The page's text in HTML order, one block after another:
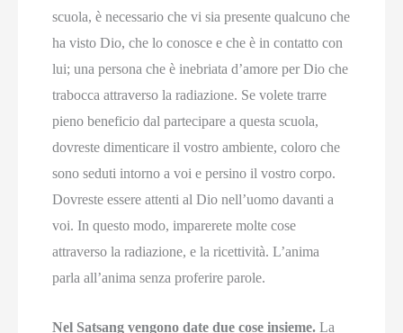
scuola, è necessario che vi sia presente qualcuno che
ha visto Dio, che lo conosce e che è in contatto con
lui; una persona che è inebriata d’amore per Dio che
trabocca attraverso la radiazione. Se volete trarre
pieno beneficio dal partecipare a questa scuola,
dovreste dimenticare il vostro ambiente, coloro che
sono seduti intorno a voi e persino il vostro corpo.
Dovreste essere attenti al Dio nell’uomo davanti a
voi. In questo modo, imparerete molte cose
attraverso la radiazione, e la ricettività. L’anima
parla all’anima senza proferire parole.
Nel Satsang vengono date due cose insieme. La